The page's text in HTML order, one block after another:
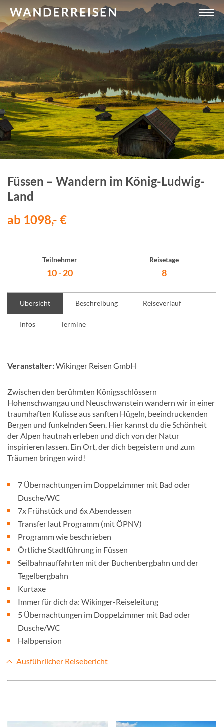
Füssen – Wandern im König-Ludwig-
Land
ab 1098,- €
Teilnehmer
10 - 20
Reisetage
8
Übersicht Beschreibung Reiseverlauf
Infos Termine
Veranstalter:Wikinger Reisen GmbH
Zwischen den berühmten Königsschlössern
Hohenschwangau und Neuschwanstein wandern wir in einer
traumhaften Kulisse aus sanften Hügeln, beeindruckenden
Bergen und funkelnden Seen. Hier kannst du die Schönheit
der Alpen hautnah erleben und dich von der Natur
inspirieren lassen. Ein Ort, der dich begeistern und zum
Träumen bringen wird!
7 Übernachtungen im Doppelzimmer mit Bad oder
Dusche/WC
7x Frühstück und 6x Abendessen
Transfer laut Programm (mit ÖPNV)
Programm wie beschrieben
Örtliche Stadtführung in Füssen
Seilbahnauffahrten mit der Buchenbergbahn und der
Tegelbergbahn
Kurtaxe
Immer für dich da: Wikinger-Reiseleitung
5 Übernachtungen im Doppelzimmer mit Bad oder
Dusche/WC
Halbpension
Ausführlicher Reisebericht